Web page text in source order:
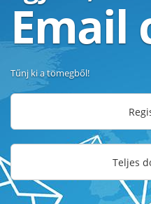
Email
Tűnj ki a tömegből!
Teljes